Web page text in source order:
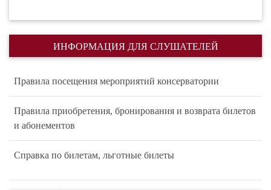
ИНФОРМАЦИЯ ДЛЯ СЛУШАТЕЛЕЙ
Правила посещения мероприятий консерватории
Правила приобретения, бронирования и возврата билетов
и абонементов
Справка по билетам, льготные билеты